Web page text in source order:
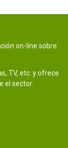
on-line sobre
TV, etc. y ofrece
el sector.